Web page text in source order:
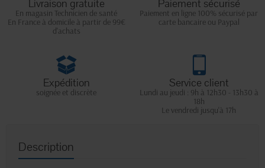
Livraison gratuite
En magasin Technicien de santé
En France à domicile à partir de 99€
d'achats
Paiement sécurisé
Paiement en ligne 100% sécurisé par
carte bancaire ou Paypal
Expédition
soignée et discrète
Service client
Lundi au jeudi : 9h à 12h30 - 13h30 à
18h
Le vendredi jusqu'à 17h
Description